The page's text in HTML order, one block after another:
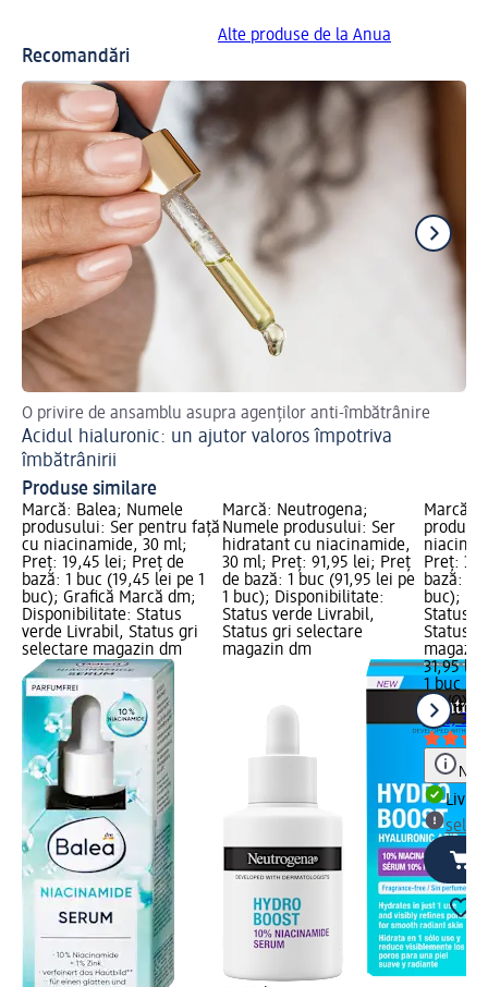
Alte produse de la Anua
Recomandări
O privire de ansamblu asupra agenților anti-îmbătrânire
Acidul hialuronic: un ajutor valoros împotriva
îmbătrânirii
Produse similare
Marcă: Balea; Numele
produsului: Ser pentru față
cu niacinamide, 30 ml;
Preț: 19,45 lei; Preț de
bază: 1 buc (19,45 lei pe 1
buc); Grafică Marcă dm;
Disponibilitate: Status
verde Livrabil, Status gri
selectare magazin dm
Marcă: Neutrogena;
Numele produsului: Ser
hidratant cu niacinamide,
30 ml; Preț: 91,95 lei; Preț
de bază: 1 buc (91,95 lei pe
1 buc); Disponibilitate:
Status verde Livrabil,
Status gri selectare
magazin dm
Marcă:
Preț:
bază: 1
buc);
Status
Status
31,95 lei
1 buc
REVOX
10%, 30
Notă